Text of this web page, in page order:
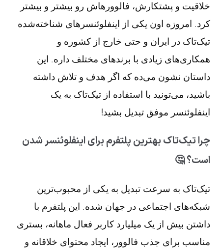
خلاقیت و پشتکارش، فالوورهاش رو بیشتر و بیشتر
کرد. امروزه اون یکی از اینفلوئنسرهای شناخته‌شده
تیک‌تاک در ایران و حتی خارج از کشوره و
همکاری‌های زیادی با برندهای مختلف داره. این
داستان نشون می‌ده که اگر هدف و تلاش داشته
باشید، می‌تونید با استفاده از تیک‌تاک به یک
اینفلوئنسر موفق تبدیل بشید!
چرا تیک‌تاک بهترین پلتفرم برای اینفلوئنسر شدن
است؟ 🤔
تیک‌تاک به سرعت تبدیل به یکی از محبوب‌ترین
شبکه‌های اجتماعی در جهان شده. این پلتفرم با
داشتن بیش از یک میلیارد کاربر فعال ماهانه، بستری
مناسب برای جذب فالوور، ایجاد محتوای خلاقانه و